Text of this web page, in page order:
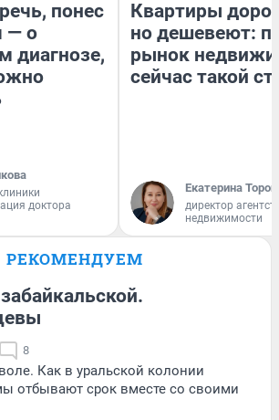
понес
— о
диагнозе,
доктора
Квартиры
но дешевеют:
рынок
сейчас такой
Екатерина
директор
недвижимости
РЕКОМЕНДУЕМ
8
Как в уральской колонии
отбывают срок вместе со своими